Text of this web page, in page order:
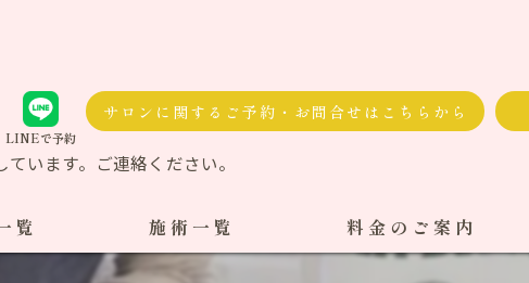
います。ご連絡ください。
LINEで予約
サロンに関するご予約・お問合せはこちらから
覧 施術一覧 料金のご案内